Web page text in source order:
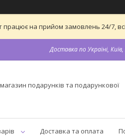
працює на прийом замовлень 24/7,
Доставка по Україні,
подарунків та подарункової
Доставка та оплата